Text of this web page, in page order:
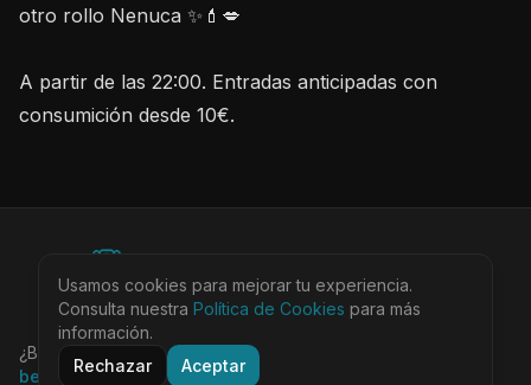
otro rollo Nenuca ✨💄💋
A partir de las 22:00. Entradas anticipadas con
consumición desde 10€.
©
Ciudades LocalesAgenda TiendaMás
Aviso LegalPrivacidad CookiesTérminos
¿Buscas la guía completa de Barcelona?
bearinbcn.com
Usamos cookies para mejorar tu experiencia.
Consulta nuestra Política de Cookies para más
información.
Rechazar
Aceptar